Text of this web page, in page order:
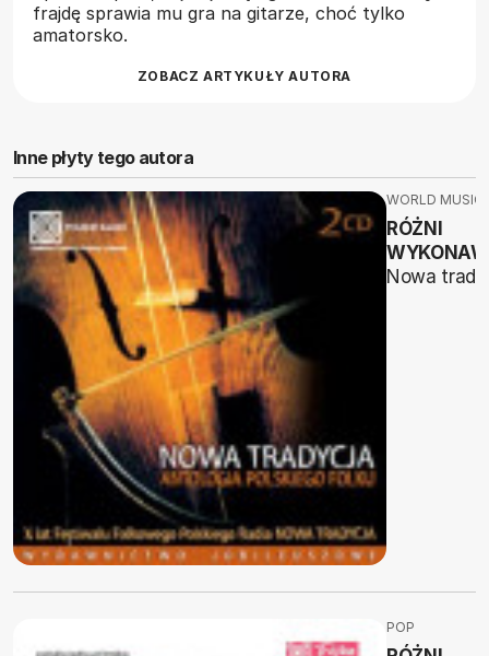
frajdę sprawia mu gra na gitarze, choć tylko
amatorsko.
ZOBACZ ARTYKUŁY AUTORA
Inne płyty tego autora
WORLD MUSIC
RÓŻNI
Nowa
POP